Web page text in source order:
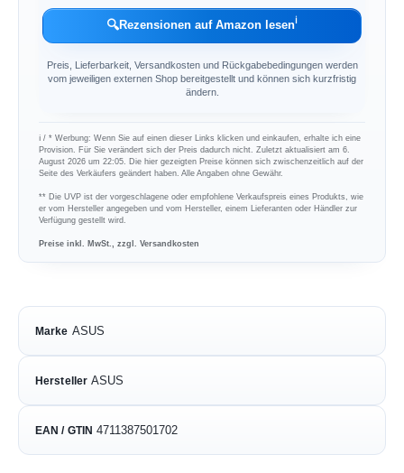
🔍Rezensionen auf Amazon lesenℹ︎
Preis, Lieferbarkeit, Versandkosten und Rückgabebedingungen werden
vom jeweiligen externen Shop bereitgestellt und können sich kurzfristig
ändern.
ℹ︎ / * Werbung: Wenn Sie auf einen dieser Links klicken und einkaufen, erhalte ich eine
Provision. Für Sie verändert sich der Preis dadurch nicht. Zuletzt aktualisiert am 6.
August 2026 um 22:05. Die hier gezeigten Preise können sich zwischenzeitlich auf der
Seite des Verkäufers geändert haben. Alle Angaben ohne Gewähr.
** Die UVP ist der vorgeschlagene oder empfohlene Verkaufspreis eines Produkts, wie
er vom Hersteller angegeben und vom Hersteller, einem Lieferanten oder Händler zur
Verfügung gestellt wird.
Preise inkl. MwSt., zzgl. Versandkosten
Marke ASUS
Hersteller ASUS
EAN / GTIN 4711387501702